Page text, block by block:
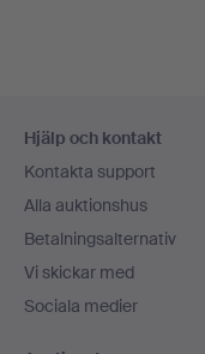
Hjälp och kontakt
Kontakta support
Alla auktionshus
Betalningsalternativ
Vi skickar med
Sociala medier